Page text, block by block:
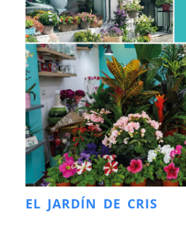
EL JARDÍN DE CRIS